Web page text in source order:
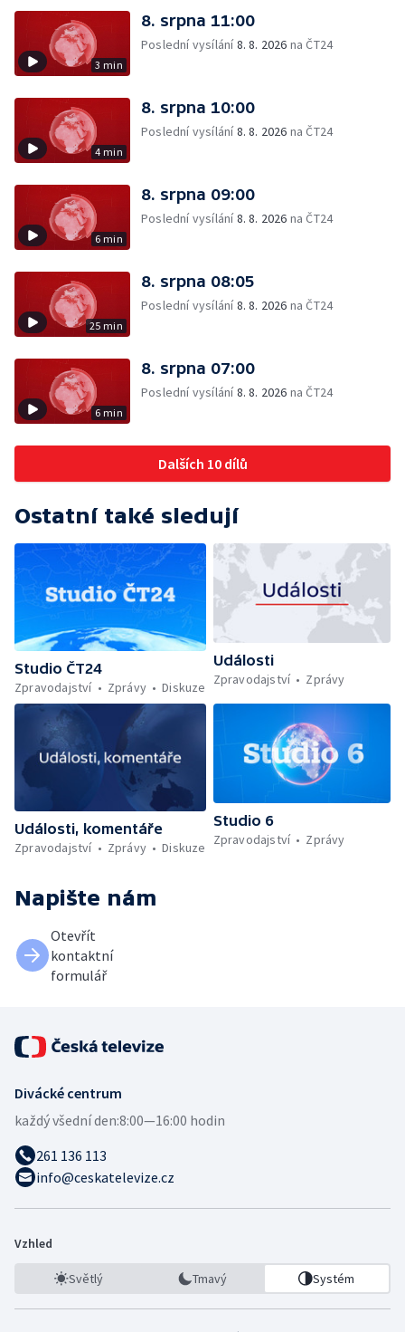
3 min
8. srpna 11:00
Poslední vysílání8. 8. 2026 na ČT24
4 min
8. srpna 10:00
Poslední vysílání8. 8. 2026 na ČT24
6 min
8. srpna 09:00
Poslední vysílání8. 8. 2026 na ČT24
25 min
8. srpna 08:05
Poslední vysílání8. 8. 2026 na ČT24
6 min
8. srpna 07:00
Poslední vysílání8. 8. 2026 na ČT24
Dalších 10 dílů
Ostatní také sledují
Studio ČT24
Zpravodajství
Zprávy Diskuze
Události
Zpravodajství
Zprávy
Události, komentáře
Zpravodajství
Zprávy Diskuze
Studio 6
Zpravodajství
Zprávy
Napište nám
Otevřít
kontaktní
formulář
Divácké centrum
každý všední den:8:00—16:00 hodin
261 136 113
info@ceskatelevize.cz
Vzhled
Světlý Tmavý Systém